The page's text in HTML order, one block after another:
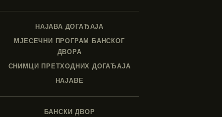
НАЈАВА ДОГАЂАЈА
МЈЕСЕЧНИ ПРОГРАМ БАНСКОГ
ДВОРА
СНИМЦИ ПРЕТХОДНИХ ДОГАЂАЈА
НАЈАВЕ
БАНСКИ ДВОР